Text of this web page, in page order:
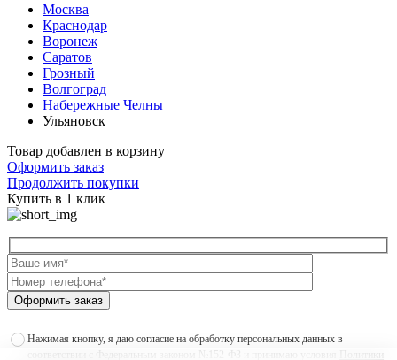
Москва
Краснодар
Воронеж
Саратов
Грозный
Волгоград
Набережные Челны
Ульяновск
Товар добавлен в корзину
Оформить заказ
Продолжить покупки
Купить в 1 клик
Оформить заказ
Нажимая кнопку, я даю согласие на обработку персональных данных в